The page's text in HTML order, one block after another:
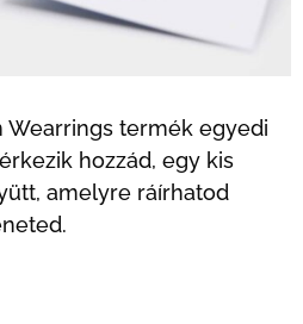
Wearrings termék egyedi
hozzád, egy kis
amelyre ráírhatod